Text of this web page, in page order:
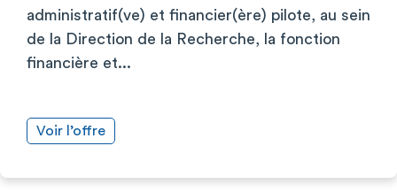
administratif(ve) et financier(ère) pilote, au sein
de la Direction de la Recherche, la fonction
financière et...
Voir l’offre